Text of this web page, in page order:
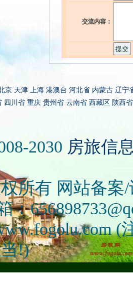
交流内容：
京 天津 上海 港澳台 河北省 内蒙古 辽宁
四川省 重庆 贵州省 云南省 西藏区 陕西省
2030 房旅信
所有 网站备案/
：
(
!)